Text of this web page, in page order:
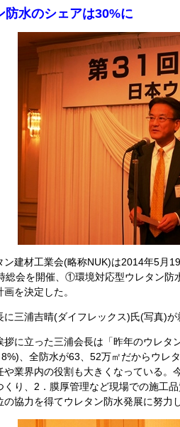
防水のシェアは30%に
ン建材工業会(略称NUK)は2014年5月
総会を開催、①環境対応型ウレタン
を決定した。
に三浦吉晴(ダイフレックス)氏(写真)が
拶に立った三浦会長は「昨年のウレ
、全防水が63、52万㎡だからウレ
や業界内の役割も大きくなっている
くり、2．膜厚管理など現場での施工
の協力を得てウレタン防水発展に努力